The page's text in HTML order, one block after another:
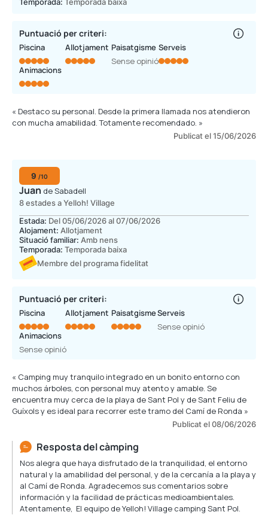
Puntuació per criteri:
Piscina Allotjament
Paisatgisme
Sense opinió
Serveis
Animacions
« Destaco su personal. Desde la primera llamada nos atendieron
con mucha amabilidad. Totamente recomendado. »
Publicat el 15/06/2026
9 /10
Juan de Sabadell
8 estades a Yelloh! Village
Estada: Del 05/06/2026 al 07/06/2026
Alojament: Allotjament
Situació familiar: Amb nens
Temporada: Temporada baixa
Membre del programa fidelitat
Puntuació per criteri:
Piscina Allotjament Paisatgisme Serveis
Sense opinió
Animacions
Sense opinió
« Camping muy tranquilo integrado en un bonito entorno con
muchos árboles, con personal muy atento y amable. Se
encuentra muy cerca de la playa de Sant Pol y de Sant Feliu de
Guíxols y es ideal para recorrer este tramo del Camí de Ronda »
Publicat el 08/06/2026
Resposta del càmping
Nos alegra que haya disfrutado de la tranquilidad, el entorno
natural y la amabilidad del personal, y de la cercanía a la playa y
al Camí de Ronda. Agradecemos sus comentarios sobre
información y la facilidad de prácticas medioambientales.
Atentamente, El equipo de Yelloh! Village camping Sant Pol.